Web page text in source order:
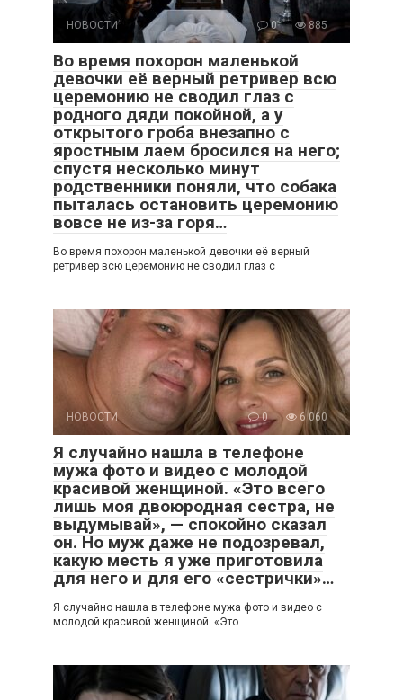
НОВОСТИ 0 885
Во время похорон маленькой
девочки её верный ретривер всю
церемонию не сводил глаз с
родного дяди покойной, а у
открытого гроба внезапно с
яростным лаем бросился на него;
спустя несколько минут
родственники поняли, что собака
пыталась остановить церемонию
вовсе не из-за горя…
Во время похорон маленькой девочки её верный
ретривер всю церемонию не сводил глаз с
НОВОСТИ 0 6 060
Я случайно нашла в телефоне
мужа фото и видео с молодой
красивой женщиной. «Это всего
лишь моя двоюродная сестра, не
выдумывай», — спокойно сказал
он. Но муж даже не подозревал,
какую месть я уже приготовила
для него и для его «сестрички»…
Я случайно нашла в телефоне мужа фото и видео с
молодой красивой женщиной. «Это